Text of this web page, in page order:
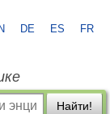
DE ES FR
Найти!